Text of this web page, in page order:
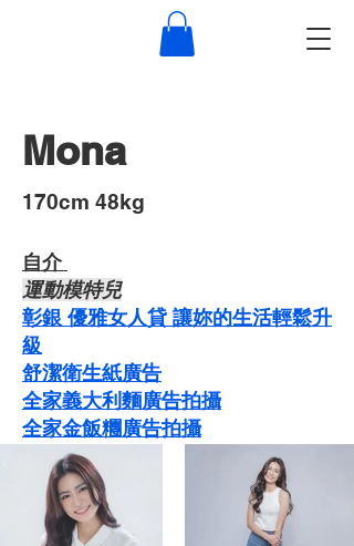
Mona
​170cm 48kg
自介 ​
運動模特兒
彰銀 優雅女人貸 讓妳的生活輕鬆升
級
舒潔衛生紙廣告
​​全家義大利麵廣告拍攝
​全家金飯糰廣告拍攝